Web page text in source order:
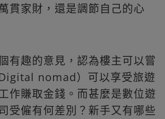
貫家財，還是調節自己的心
有趣的意見，認為樓主可以嘗
nomad）可以享受旅遊
作賺取金錢。而甚麼是數位遊
受僱有何差別？新手又有哪些